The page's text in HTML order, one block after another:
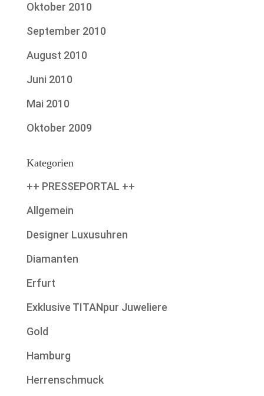
Oktober 2010
September 2010
August 2010
Juni 2010
Mai 2010
Oktober 2009
Kategorien
++ PRESSEPORTAL ++
Allgemein
Designer Luxusuhren
Diamanten
Erfurt
Exklusive TITANpur Juweliere
Gold
Hamburg
Herrenschmuck